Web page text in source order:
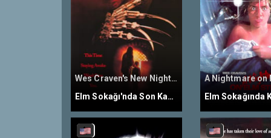
Wes Craven's New Nightmare
Elm Sokağı'nda Son Kabus
Elm Sokağında